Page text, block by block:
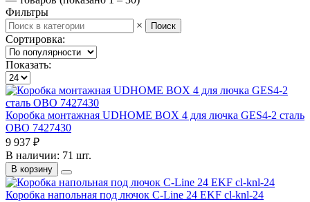
Фильтры
×
Поиск
Сортировка:
Показать:
Коробка монтажная UDHOME BOX 4 для лючка GES4-2 сталь
OBO 7427430
9 937 ₽
В наличии: 71 шт.
В корзину
Коробка напольная под лючок C-Line 24 EKF cl-knl-24